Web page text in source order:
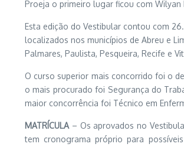
Proeja o primeiro lugar ficou com
Esta edição do Vestibular contou com
localizados nos municípios de Abreu e
Palmares, Paulista, Pesqueira, Recife e
O curso superior mais concorrido foi o
o mais procurado foi Segurança do
maior concorrência foi Técnico em
MATRÍCULA – Os aprovados no
tem cronograma próprio para